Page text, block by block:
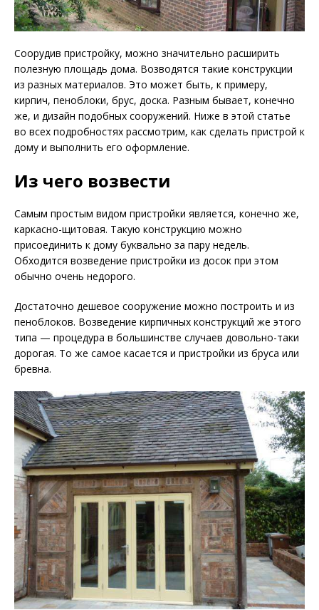
Соорудив пристройку, можно значительно расширить
полезную площадь дома. Возводятся такие конструкции
из разных материалов. Это может быть, к примеру,
кирпич, пеноблоки, брус, доска. Разным бывает, конечно
же, и дизайн подобных сооружений. Ниже в этой статье
во всех подробностях рассмотрим, как сделать пристрой к
дому и выполнить его оформление.
Из чего возвести
Самым простым видом пристройки является, конечно же,
каркасно-щитовая. Такую конструкцию можно
присоединить к дому буквально за пару недель.
Обходится возведение пристройки из досок при этом
обычно очень недорого.
Достаточно дешевое сооружение можно построить и из
пеноблоков. Возведение кирпичных конструкций же этого
типа — процедура в большинстве случаев довольно-таки
дорогая. То же самое касается и пристройки из бруса или
бревна.